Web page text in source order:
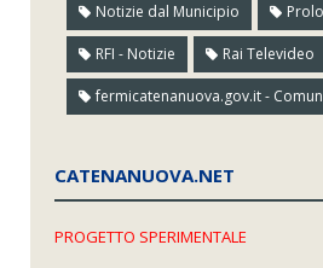
Notizie dal Municipio
RFI - Notizie Rai Televideo
fermicatenanuova.gov.it -
CATENANUOVA.NET
PROGETTO SPERIMENTALE